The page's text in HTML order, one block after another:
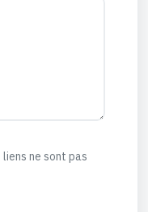
ne sont pas